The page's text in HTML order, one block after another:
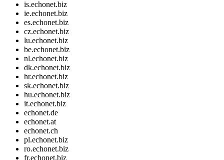
is.echonet.biz
ie.echonet.biz
es.echonet.biz
cz.echonet.biz
lu.echonet.biz
be.echonet.biz
nl.echonet.biz
dk.echonet.biz
hr.echonet.biz
sk.echonet.biz
hu.echonet.biz
it.echonet.biz
echonet.de
echonet.at
echonet.ch
pl.echonet.biz
ro.echonet.biz
fr.echonet.biz